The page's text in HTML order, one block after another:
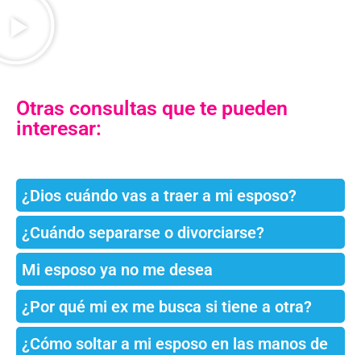
Otras consultas que te pueden
interesar:
¿Dios cuándo vas a traer a mi esposo?
¿Cuándo separarse o divorciarse?
Mi esposo ya no me desea
¿Por qué mi ex me busca si tiene a otra?
¿Cómo soltar a mi esposo en las manos de